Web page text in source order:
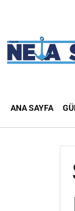
ANA SAYFA